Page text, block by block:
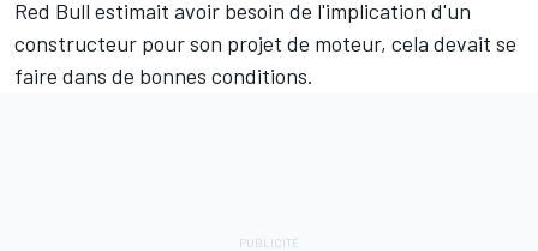
Red Bull estimait avoir besoin de l'implication d'un
constructeur pour son projet de moteur, cela devait se
faire dans de bonnes conditions.